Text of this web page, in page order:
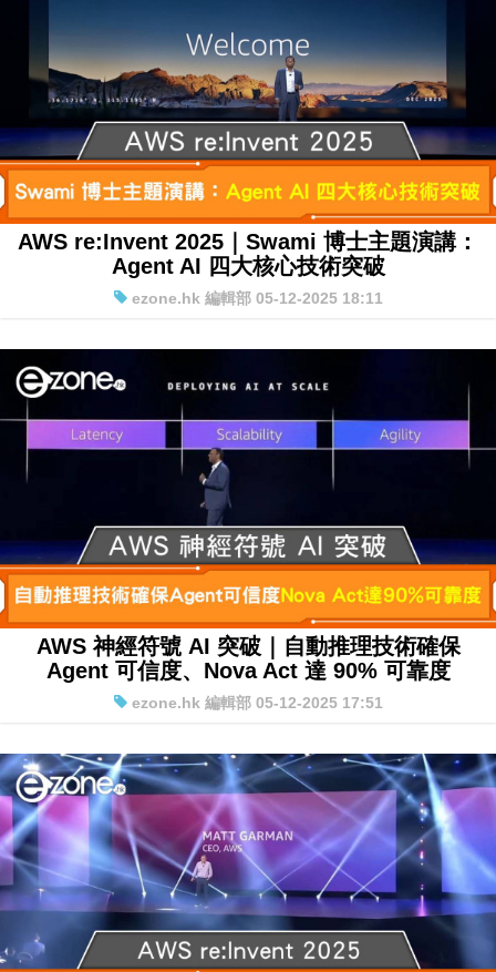
AWS re:Invent 2025｜Swami 博士主題演講：
Agent AI 四大核心技術突破
AWS 神經符號 AI 突破｜自動推理技術確保
Agent 可信度、Nova Act 達 90% 可靠度